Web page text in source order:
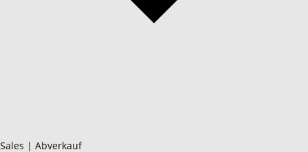
Sales | Abverkauf